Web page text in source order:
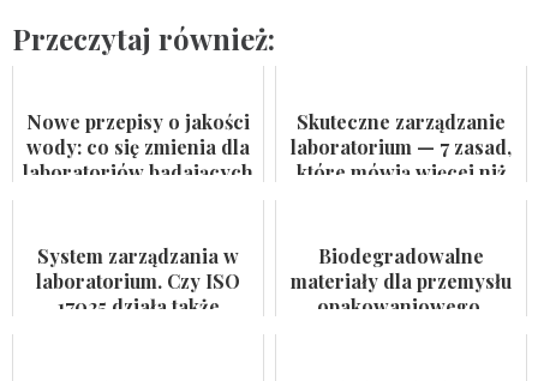
Przeczytaj również:
Nowe przepisy o jakości
wody: co się zmienia dla
laboratoriów badających
Skuteczne zarządzanie
laboratorium — 7 zasad,
które mówią więcej niż
System zarządzania w
laboratorium. Czy ISO
17025 działa także
Biodegradowalne
materiały dla przemysłu
opakowaniowego.